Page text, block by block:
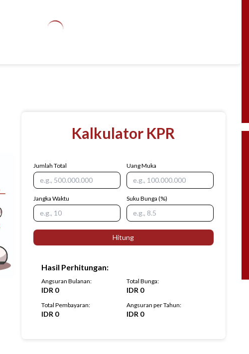
Kalkulator KPR
Jumlah Total Uang Muka
Jangka Waktu Suku Bunga (%)
Hitung
Hasil Perhitungan:
Angsuran Bulanan:
IDR 0
Total Bunga:
IDR 0
Total Pembayaran:
IDR 0
Angsuran per Tahun:
IDR 0